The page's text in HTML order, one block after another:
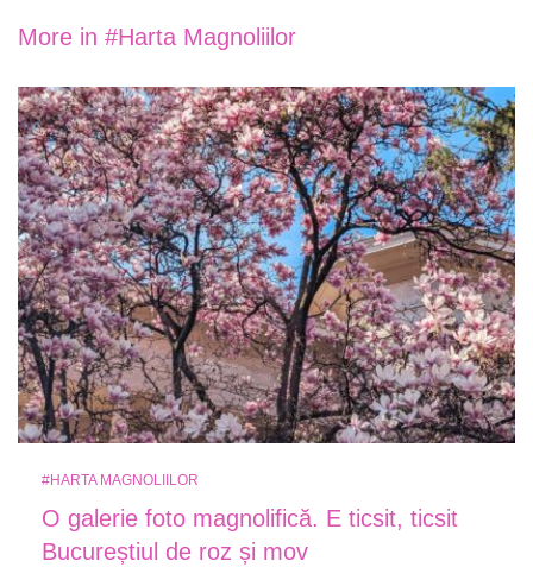
More in #Harta Magnoliilor
#HARTA MAGNOLIILOR
O galerie foto magnolifică. E ticsit, ticsit
Bucureștiul de roz și mov